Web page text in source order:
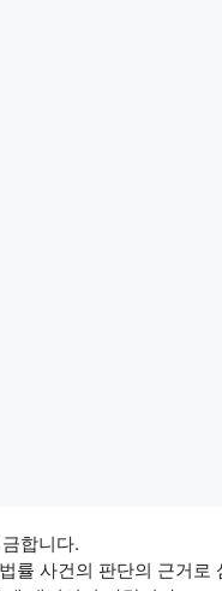
합니다.
률 사건의 판단의 근거로